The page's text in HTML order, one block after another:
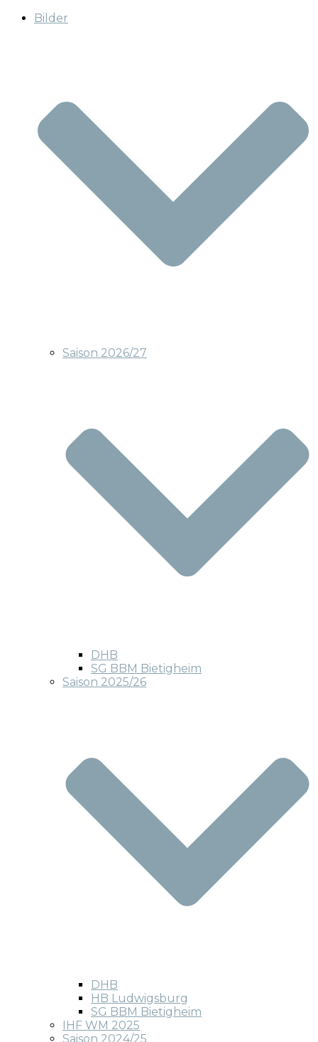
Bilder
Saison 2026/27
DHB
SG BBM Bietigheim
Saison 2025/26
DHB
HB Ludwigsburg
SG BBM Bietigheim
IHF WM 2025
Saison 2024/25